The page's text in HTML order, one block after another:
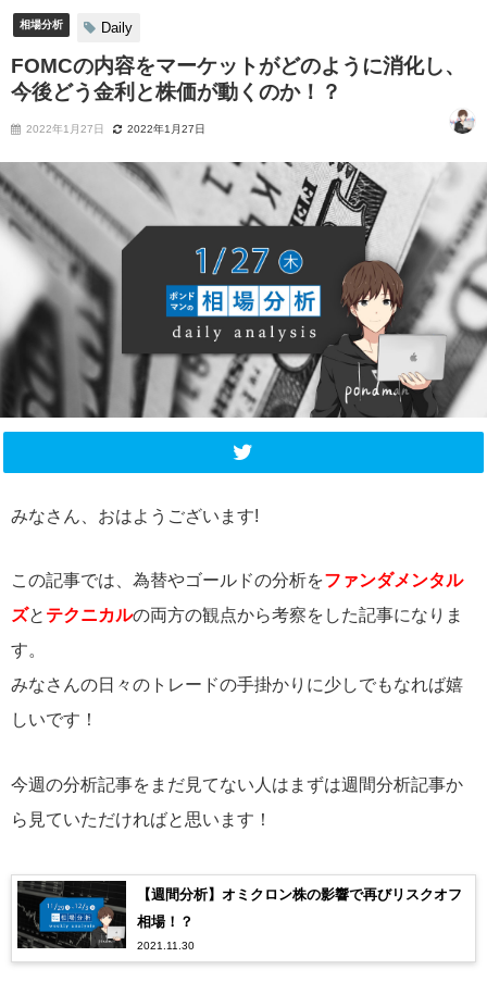
相場分析 Daily
FOMCの内容をマーケットがどのように消化し、
今後どう金利と株価が動くのか！？
2022年1月27日 2022年1月27日
みなさん、おはようございます!
この記事では、為替やゴールドの分析をファンダメンタル
ズと テクニカルの両方の観点から考察をした記事になりま
す。
みなさんの日々のトレードの手掛かりに少しでもなれば嬉
しいです！
今週の分析記事をまだ見てない人はまずは週間分析記事か
ら見ていただければと思います！
【週間分析】オミクロン株の影響で再びリスクオフ
相場！？
2021.11.30